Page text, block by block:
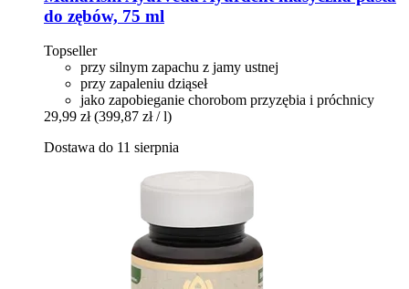
do zębów, 75 ml
Topseller
przy silnym zapachu z jamy ustnej
przy zapaleniu dziąseł
jako zapobieganie chorobom przyzębia i próchnicy
29,99 zł (399,87 zł / l)
Dostawa do 11 sierpnia